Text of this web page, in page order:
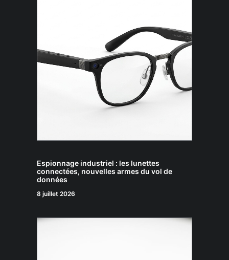
Espionnage industriel : les lunettes
connectées, nouvelles armes du vol de
données
8 juillet 2026